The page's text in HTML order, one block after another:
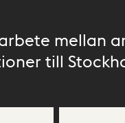
mellan
till